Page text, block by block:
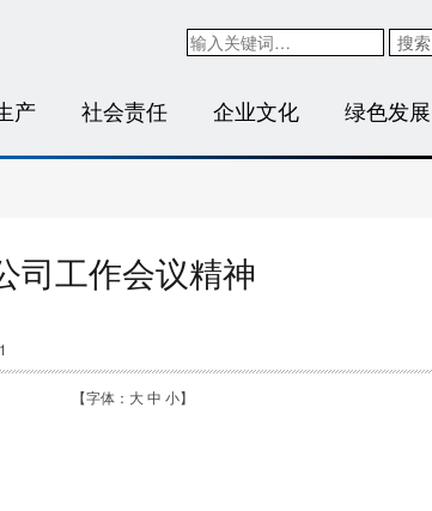
搜索
产 社会责任 企业文化 绿色发展
工作会议精神
【字体： 大中 小】